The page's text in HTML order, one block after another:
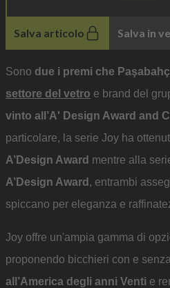
Salva articolo Salva in
Sono due i premi che
settore del vetro e brand del
vinto all’A' Design Award and
particolare, la serie Joy ha
A’Design Award mentre alla
A’Design Award , entrambi
spiccano per eleganza e
Joy offre un'ampia gamma di
proponendo bicchieri con e
all’America degli anni Venti e